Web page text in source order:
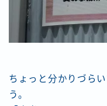
ちょっと分かりづら
う。